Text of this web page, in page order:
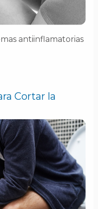
antiinflamatorias
Cortar la